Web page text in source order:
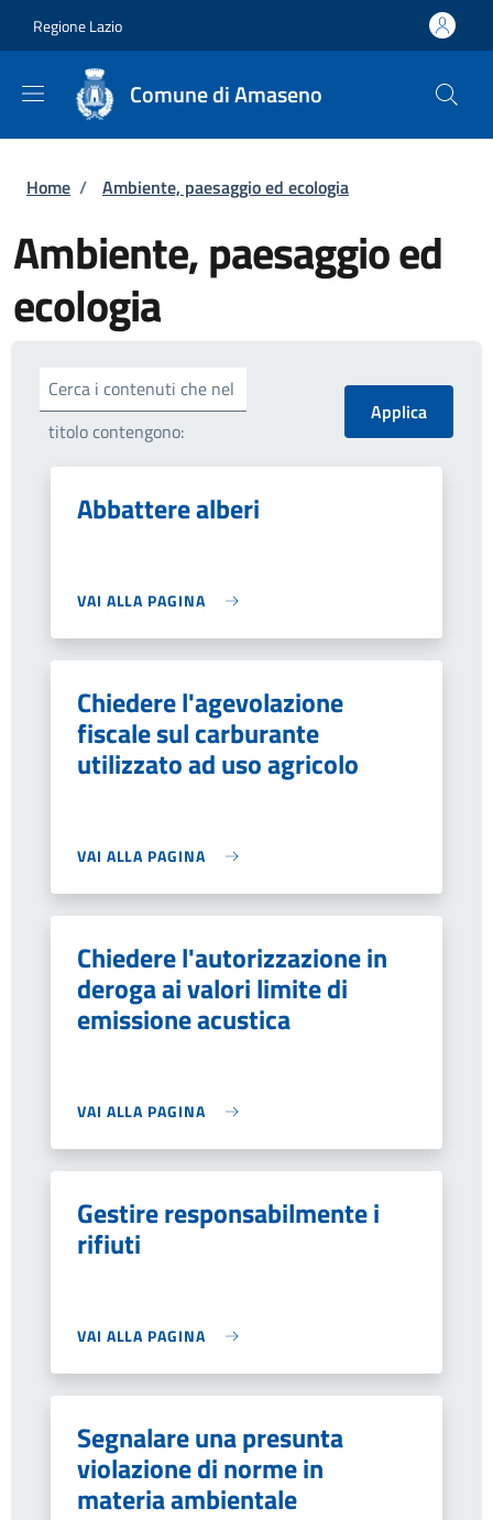
Regione Lazio
Comune di Amaseno
Briciole di pane
Home / Ambiente, paesaggio ed ecologia
Ambiente, paesaggio ed
ecologia
Cerca i contenuti che nel
titolo contengono:
Abbattere alberi
VAI ALLA PAGINA
Chiedere l'agevolazione
fiscale sul carburante
utilizzato ad uso agricolo
VAI ALLA PAGINA
Chiedere l'autorizzazione in
deroga ai valori limite di
emissione acustica
VAI ALLA PAGINA
Gestire responsabilmente i
rifiuti
VAI ALLA PAGINA
Segnalare una presunta
violazione di norme in
materia ambientale